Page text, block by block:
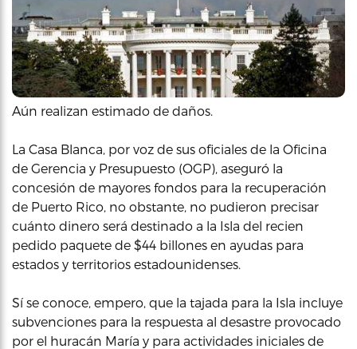
Aún realizan estimado de daños.
La Casa Blanca, por voz de sus oficiales de la Oficina
de Gerencia y Presupuesto (OGP), aseguró la
concesión de mayores fondos para la recuperación
de Puerto Rico, no obstante, no pudieron precisar
cuánto dinero será destinado a la Isla del recien
pedido paquete de $44 billones en ayudas para
estados y territorios estadounidenses.
Sí se conoce, empero, que la tajada para la Isla incluye
subvenciones para la respuesta al desastre provocado
por el huracán María y para actividades iniciales de